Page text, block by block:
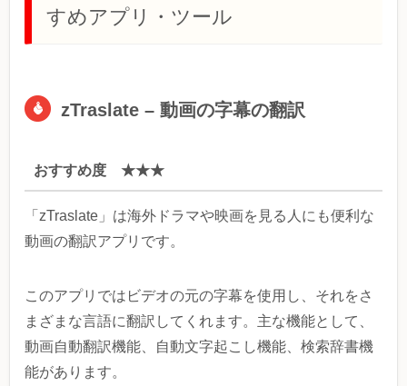
すめアプリ・ツール
zTraslate – 動画の字幕の翻訳
おすすめ度 ★★★
「zTraslate」は海外ドラマや映画を見る人にも便利な
動画の翻訳アプリです。
このアプリではビデオの元の字幕を使用し、それをさ
まざまな言語に翻訳してくれます。主な機能として、
動画自動翻訳機能、自動文字起こし機能、検索辞書機
能があります。